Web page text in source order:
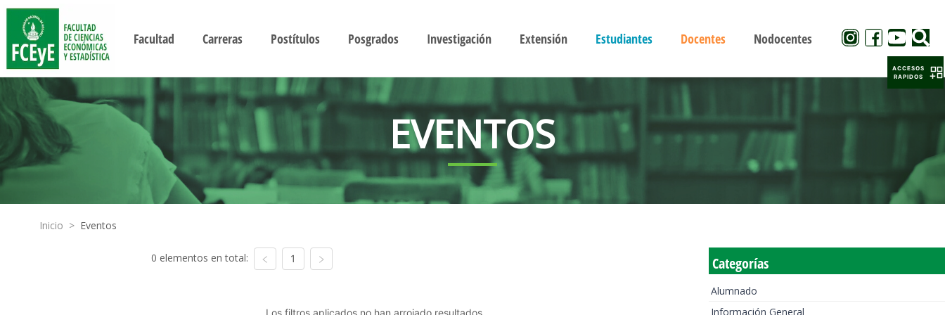
Facultad Carreras Postítulos Posgrados Investigación Extensión Estudiantes Docentes Nodocentes
EVENTOS
Inicio > Eventos
0 elementos en total: 1
Los filtros aplicados no han arrojado resultados
Categorías
Alumnado
Información General
ACCESOS
RAPIDOS